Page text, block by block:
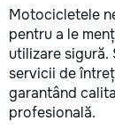
Motocicletele
pentru a le
utilizare sigură.
servicii de
garantând
profesională.